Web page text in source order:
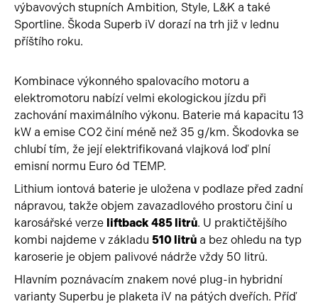
výbavových stupních Ambition, Style, L&K a také
Sportline. Škoda Superb iV dorazí na trh již v lednu
příštího roku.
Kombinace výkonného spalovacího motoru a
elektromotoru nabízí velmi ekologickou jízdu při
zachování maximálního výkonu. Baterie má kapacitu 13
kW a emise CO2 činí méně než 35 g/km. Škodovka se
chlubí tím, že její elektrifikovaná vlajková loď plní
emisní normu Euro 6d TEMP.
Lithium iontová baterie je uložena v podlaze před zadní
nápravou, takže objem zavazadlového prostoru činí u
karosářské verze liftback 485 litrů. U praktičtějšího
kombi najdeme v základu 510 litrů a bez ohledu na typ
karoserie je objem palivové nádrže vždy 50 litrů.
Hlavním poznávacím znakem nové plug-in hybridní
varianty Superbu je plaketa iV na pátých dveřích. Příď